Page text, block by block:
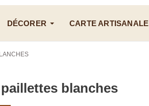
DÉCORER CARTE ARTISANALE
blanches